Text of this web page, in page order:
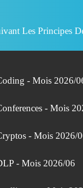
Les Principes
- Mois 2026/
- Mois
- Mois 2026/
- Mois 2026/06